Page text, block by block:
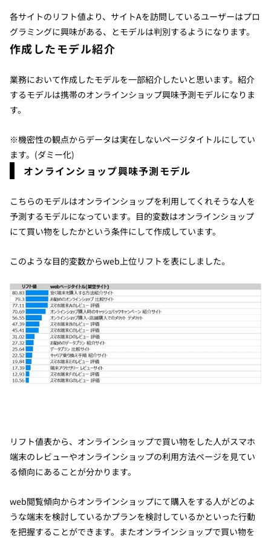
各サイトのリフト値より、サイトAを訪問しているユーザーはプロ
グラミングに興味がある、とモデルは判別するようになります。
作成したモデル紹介
業務において作成したモデルを一部紹介したいと思います。紹介
するモデルは携帯のオンラインショップ興味予測モデルになりま
す。
※機密性の観点からデータは実在しないページタイトルにしてい
ます。(ダミー化)
オンラインショップ興味予測モデル
こちらのモデルはオンラインショップを利用してくれそうな人を
予測するモデルになっています。目的変数はオンラインショップ
にて買い物をしたかという条件にして作成しています。
このような目的変数からweb上位リフトを表にしました。
リフト値表から、オンラインショップで買い物をした人がスマホ
端末のレビューやオンラインショップの利用方法ページを見てい
る傾向にあることが分かります。
web閲覧傾向からオンラインショップにて購入をする人がどのよ
うな端末を検討しているかプランを検討しているかといった行動
を把握することができます。またオンラインショップで買い物を